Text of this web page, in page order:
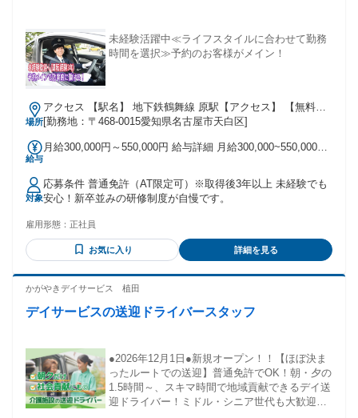
未経験活躍中≪ライフスタイルに合わせて勤務
時間を選択≫予約のお客様がメイン！
場所
アクセス 【駅名】 地下鉄鶴舞線 原駅【アクセス】 【無料の
駐車場があります】 【駅近で通勤しやすい環境です】 地下鉄
[勤務地：〒468-0015愛知県名古屋市天白区]
給与
月給300,000円～550,000円 給与詳細 月給300,000~550,000円
加え成果給（売上の42%程度）を支給。 ご予約やアプリでの
配車が多く、新人のドライバーにも安定してお仕事をお任せ
できるので、１年目からベテランと同様の給与を得ることが
できます。 【手当】 皆勤手当・回数手当・距離手当・家族手
した場合、事故費用は会社が負担します。 【保証給あり】 入
社後最大１年間は保証給制度あり！ ※規定がございます 保証
給のある期間にお仕事に慣れていただくことや、接客・運転
技術向上に集中して取り組んでいただくことが可能です。 固
定残業代 無し 試用期間 有り試用期間：6ヶ月 ・試用期間のう
ち、2か月間は研修期間となります。 ・研修期間中の給与は月
変更はありません。試用期間中の給与：月給195,000円〜試用
期間中の固定残業代：無し 通勤手当 有り
対象
応募条件 普通免許（AT限定可）※取得後3年以上 未経験でも
安心！新卒並みの研修制度が自慢です。
雇用形態： 正社員
お気に入り 詳細を見る
かがやきデイサービス 植田
デイサービスの送迎ドライバースタッフ
●2026年12月1日●新規オープン！！【ほぼ決ま
ったルートでの送迎】普通免許でOK！朝・夕の
1.5時間～、スキマ時間で地域貢献できるデイ送
迎ドライバー！ミドル・シニア世代も大歓迎で